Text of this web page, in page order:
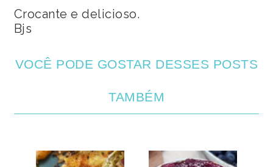
Crocante e delicioso.
Bjs
VOCÊ PODE GOSTAR DESSES POSTS
TAMBÉM